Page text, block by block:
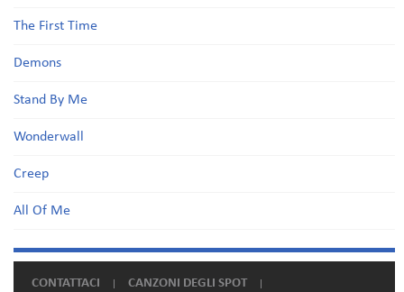
The First Time
Demons
Stand By Me
Wonderwall
Creep
All Of Me
CONTATTACI CANZONI DEGLI SPOT